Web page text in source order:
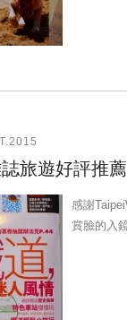
旅遊好評推薦
感謝
賞臉的入